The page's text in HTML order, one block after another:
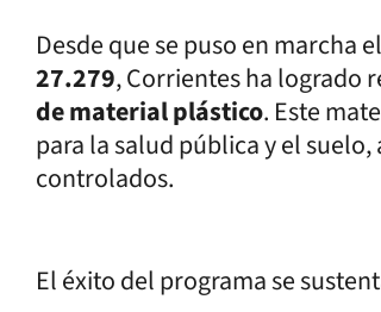
Desde que se puso en marcha
27.279, Corrientes ha logrado
de material plástico. Este
para la salud pública y el
controlados.
El éxito del programa se